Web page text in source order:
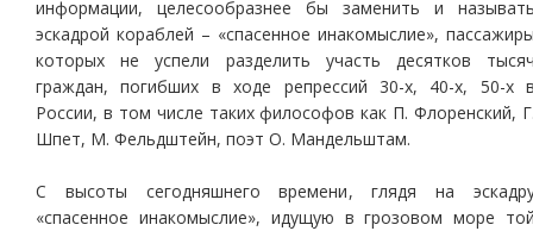
информации, целесообразнее бы заменить и
эскадрой кораблей – «спасенное инакомыслие»,
которых не успели разделить участь десятков
граждан, погибших в ходе репрессий 30-х, 40-х, 50-х
России, в том числе таких философов как П. Флоренский,
Шпет, М. Фельдштейн, поэт О. Мандельштам.
С высоты сегодняшнего времени, глядя на
«спасенное инакомыслие», идущую в грозовом море